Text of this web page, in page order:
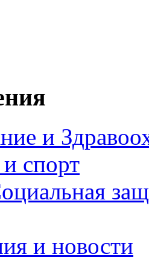
и
спорт
и новости